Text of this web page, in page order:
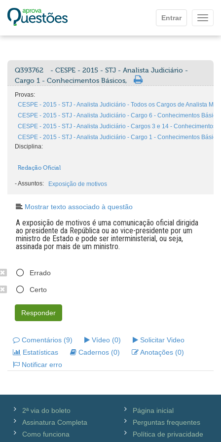
Entrar
Q393762
- CESPE - 2015 - STJ - Analista Judiciário -
Cargo 1 - Conhecimentos Básicos,
Provas:
CESPE - 2015 - STJ - Analista Judiciário - Todos os Cargos de Analista
CESPE - 2015 - STJ - Analista Judiciário - Cargo 6 - Conhecimentos
CESPE - 2015 - STJ - Analista Judiciário - Cargos 3 e 14 - Conhecimentos
CESPE - 2015 - STJ - Analista Judiciário - Cargo 1 - Conhecimentos
Disciplina:
Redação Oficial
-Assuntos: Exposição de motivos
Mostrar texto associado à questão
A exposição de motivos é uma comunicação oficial dirigida
ao presidente da República ou ao vice-presidente por um
ministro de Estado e pode ser interministerial, ou seja,
assinada por mais de um ministro.
Errado
Certo
Responder
Comentários (9) Vídeo (0)
Solicitar Video
Estatísticas
Cadernos (0)
Anotações (0)
Notificar erro
2ª via do boleto
Assinatura Completa
Como funciona
Página inicial
Perguntas frequentes
Política de privacidade